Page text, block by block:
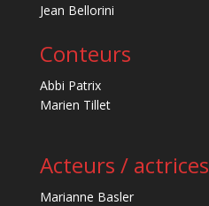
Jean Bellorini
Conteurs
Abbi Patrix
Marien Tillet
Acteurs / actrices
Marianne Basler